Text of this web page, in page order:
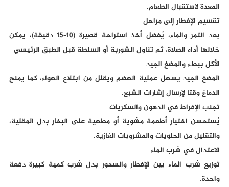
المعدة لاستقبال الطعام.
تقسيم الإفطار إلى مراحل
بعد التمر والماء، يُفضل أخذ استراحة قصيرة (10–15 دقيقة)، يمكن
خلالها أداء الصلاة، ثم تناول الشوربة أو السلطة قبل الطبق الرئيسي
الأكل ببطء والمضغ الجيد
المضغ الجيد يسهل عملية الهضم ويقلل من ابتلاع الهواء، كما يمنح
الدماغ وقتا لإرسال إشارات الشبع.
تجنب الإفراط في الدهون والسكريات
يُستحسن اختيار أطعمة مشوية أو مطهية على البخار بدل المقلية،
والتقليل من الحلويات والمشروبات الغازية.
الاعتدال في شرب الماء
توزيع شرب الماء بين الإفطار والسحور بدل شرب كمية كبيرة دفعة
واحدة.